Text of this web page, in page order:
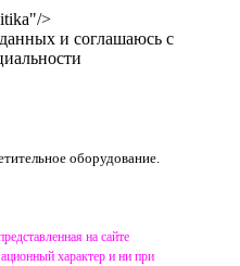
>
и соглашаюсь с
оборудование.
на сайте
характер и ни при